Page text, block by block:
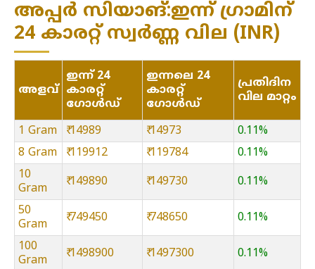
അപ്പർ സിയാങ്:ഇന്ന് ഗ്രാമിന്
24 കാരറ്റ് സ്വർണ്ണ വില (INR)
അളവ്
ഇന്ന് 24
കാരറ്റ്
ഗോൾഡ്
ഇന്നലെ 24
കാരറ്റ്
ഗോൾഡ്
പ്രതിദിന
വില മാറ്റം
1 Gram ₹ 14989 ₹ 14973
0.11%
8 Gram
₹ 119912 ₹ 119784
0.11%
10
Gram
₹ 149890 ₹ 149730 0.11%
50
Gram
₹ 749450 ₹ 748650 0.11%
100
Gram
₹ 1498900 ₹ 1497300 0.11%